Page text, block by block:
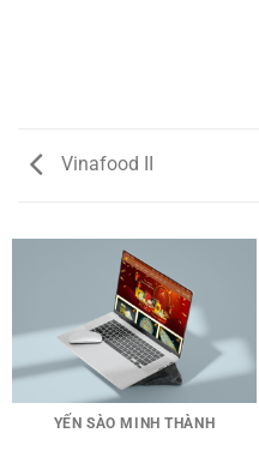
Vinafood II
YẾN SÀO MINH THÀNH